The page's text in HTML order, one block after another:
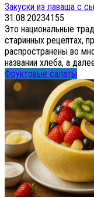
Закуски из лаваша с
31.08.20234155
Это национальные
старинных рецептах,
распространены во
названии хлеба, а
Фруктовые салаты